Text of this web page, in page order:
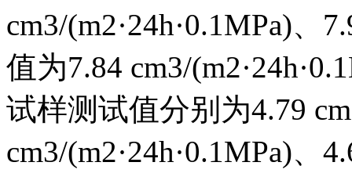
cm3/(m2·24h·0.1MPa)、
值为7.84 cm3/
试样测试值分别为4.79
cm3/(m2·24h·0.1MPa)、